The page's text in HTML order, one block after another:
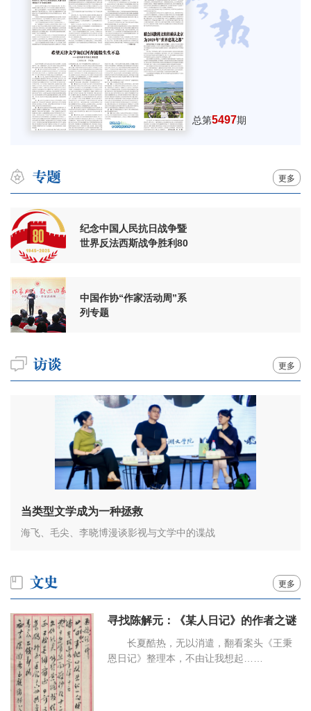
总第5497期
更多
纪念中国人民抗日战争暨
世界反法西斯战争胜利80
中国作协“作家活动周”系
列专题
更多
当类型文学成为一种拯救
海飞、毛尖、李晓博漫谈影视与文学中的谍战
更多
寻找陈解元：《某人日记》的作者之谜
长夏酷热，无以消遣，翻看案头《王秉
恩日记》整理本，不由让我想起……